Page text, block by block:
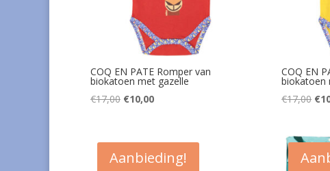
COQ EN PATE Romper van
biokatoen met gazelle
€17,00 Oorspronkelijke
€17,00.
€10,00Huidige
€10,00.
COQ EN
biokatoen
€17,00 €
Aanbieding!